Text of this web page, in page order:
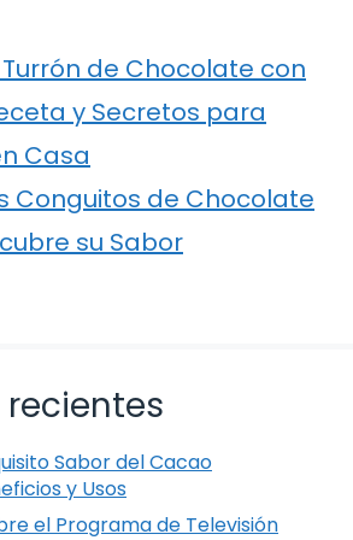
de Chocolate con
y Secretos para
Casa
Conguitos de Chocolate
su Sabor
Sabor del Cacao
y Usos
el Programa de Televisión